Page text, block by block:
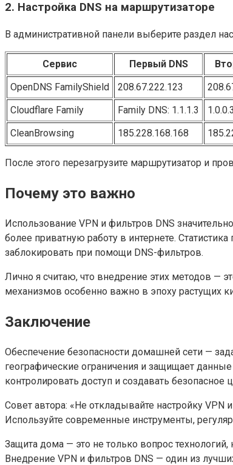
2. Настройка DNS на маршрутизаторе
В административной панели выберите раздел
Сервис Первый DNS
OpenDNS FamilyShield
208.67.222.123
Cloudflare Family
Family DNS: 1.1.1.3
1.0.0.3
CleanBrowsing
185.228.168.168
После этого перезагрузите маршрутизатор и
Почему это важно
Использование VPN и фильтров DNS
более приватную работу в интернете.
заблокировать при помощи DNS-фильтров.
Лично я считаю, что внедрение этих методов —
механизмов особенно важно в эпоху растущих
Заключение
Обеспечение безопасности домашней сети —
географические ограничения и защищает
контролировать доступ и создавать безопасное
Совет автора: «Не откладывайте настройку VPN
Используйте современные инструменты,
Защита дома — это не только вопрос
Внедрение VPN и фильтров DNS — один из